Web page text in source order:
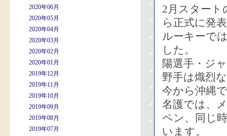
2020年06月
2020年05月
2020年04月
2020年03月
2020年02月
2020年01月
2019年12月
2019年11月
2019年10月
2019年09月
2019年08月
2019年07月
2月スタート
ら正式に発
ルーキーで
した。
陽選手・ジ
野手は熾烈
今から沖縄
名護では、
ペン、同じ
います。